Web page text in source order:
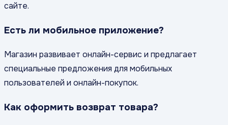
сайте.
Есть ли мобильное приложение?
Магазин развивает онлайн-сервис и предлагает
специальные предложения для мобильных
пользователей и онлайн-покупок.
Как оформить возврат товара?